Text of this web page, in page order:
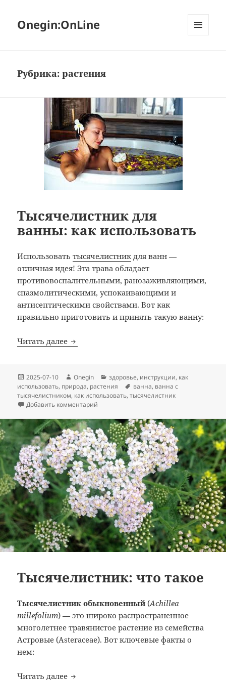
Onegin:OnLine
Рубрика:растения
Тысячелистник для
ванны: как использовать
Использоватьтысячелистник для ванн —
отличная идея! Эта трава обладает
противовоспалительными, ранозаживляющими,
спазмолитическими, успокаивающими и
антисептическими свойствами. Вот как
правильно приготовить и принять такую ванну:
Читать далее Тысячелистник для ванны: как
Опубликовано
2025-07-10 Автор
Onegin Рубрики
здоровье, инструкции, как
использовать, природа, растения Метки
ванна, ванна с
тысячелистником, как использовать,тысячелистник
Добавить комментарий
Тысячелистник: что такое
Тысячелистник обыкновенный (Achillea
millefolium) — это широко распространенное
многолетнее травянистое растение из семейства
Астровые (Asteraceae). Вот ключевые факты о
нем:
Читать далее Тысячелистник: что такое